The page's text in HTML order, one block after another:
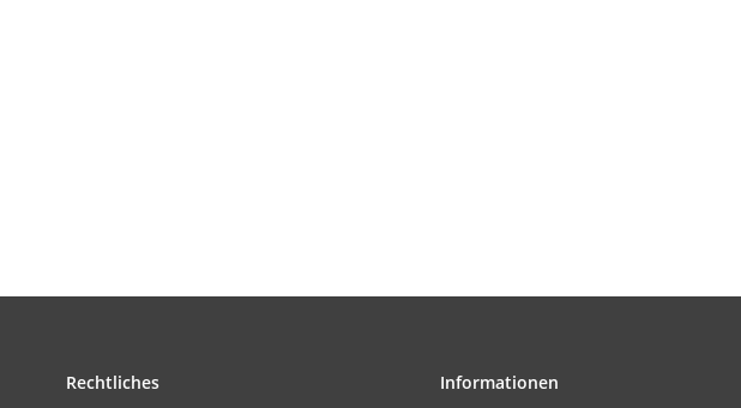
Rechtliches Informationen